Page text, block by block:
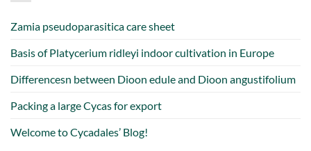
Zamia pseudoparasitica care sheet
Basis of Platycerium ridleyi indoor cultivation in Europe
Differencesn between Dioon edule and Dioon angustifolium
Packing a large Cycas for export
Welcome to Cycadales’ Blog!